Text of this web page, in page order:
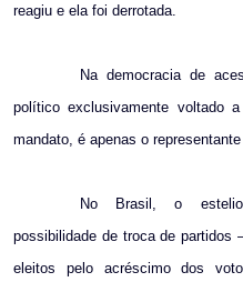
reagiu e ela foi derrotada.
Na democracia de
político exclusivamente voltado
mandato, é apenas o
No Brasil, o
possibilidade de troca de partidos
eleitos pelo acréscimo dos